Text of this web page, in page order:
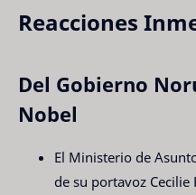
Reacciones
Del Gobierno
Nobel
El Ministerio de
de su portavoz